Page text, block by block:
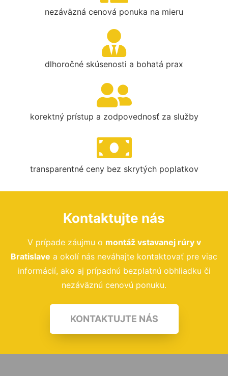
nezáväzná cenová ponuka na mieru
dlhoročné skúsenosti a bohatá prax
korektný prístup a zodpovednosť za služby
transparentné ceny bez skrytých poplatkov
Kontaktujte nás
V prípade záujmu o montáž vstavanej rúryv
Bratislave a okolí nás neváhajte kontaktovať pre viac
informácií, ako aj prípadnú bezplatnú obhliadku či
nezáväznú cenovú ponuku.
KONTAKTUJTE NÁS